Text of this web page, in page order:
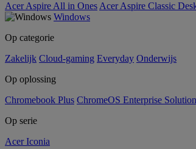
Acer Aspire All in Ones Acer Aspire Classic
Windows
Op categorie
Zakelijk Cloud-gaming Everyday Onderwijs
Op oplossing
Chromebook Plus ChromeOS Enterprise
Op serie
Acer Iconia